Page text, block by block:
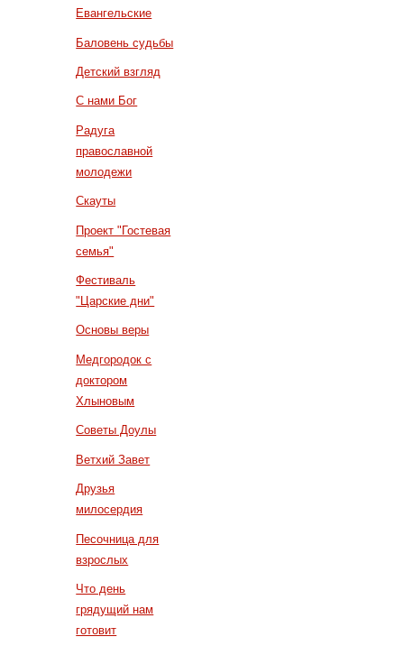
Евангельские
Баловень судьбы
Детский взгляд
С нами Бог
Радуга
православной
молодежи
Скауты
Проект "Гостевая
семья"
Фестиваль
"Царские дни"
Основы веры
Медгородок с
доктором
Хлыновым
Советы Доулы
Ветхий Завет
Друзья
милосердия
Песочница для
взрослых
Что день
грядущий нам
готовит